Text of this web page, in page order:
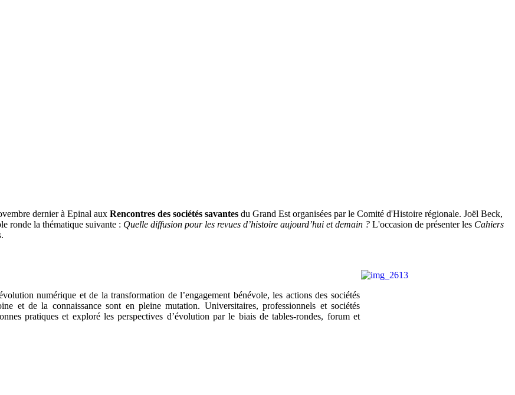
dernier à Epinal aux Rencontres des sociétés savantes du Grand Est organisées par le Comité d'Histoire régionale. Joël Beck,
ronde la thématique suivante : Quelle diffusion pour les revues d’histoire aujourd’hui et demain ? L'occasion de présenter les Cahiers
numérique et de la transformation de l’engagement bénévole, les actions dessociétés
et de la connaissance sont en pleinemutation. Universitaires, professionnels et sociétés
pratiques et exploré les perspectives d’évolution par le biais de tables-rondes, forum et